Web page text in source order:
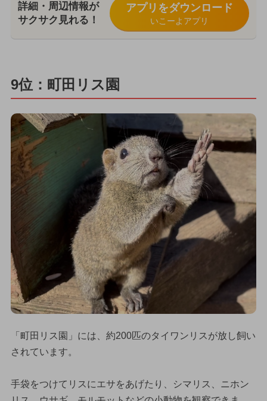
詳細・周辺情報が
サクサク見れる！
アプリをダウンロード
いこーよアプリ
9位：町田リス園
「町田リス園」には、約200匹のタイワンリスが放し飼い
されています。
手袋をつけてリスにエサをあげたり、シマリス、ニホン